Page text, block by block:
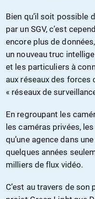
Bien qu’il soit possible
par un SGV, c’est
encore plus de
un nouveau truc
et les particuliers à
aux réseaux des forces
« réseaux de
En regroupant les
les caméras privées,
qu’une agence dans
quelques années
milliers de flux vidéo.
C’est au travers de